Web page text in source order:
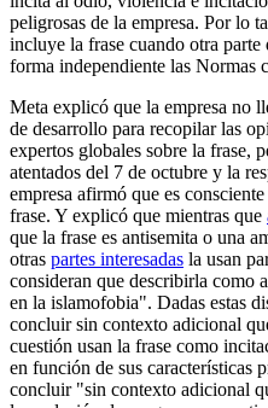
peligrosas de la empresa. Por lo
incluye la frase cuando otra
forma independiente las Normas
Meta explicó que la empresa no
de desarrollo para recopilar las
expertos globales sobre la frase,
atentados del 7 de octubre y la
empresa afirmó que es
frase. Y explicó que mientras que
que la frase es antisemita o una
otras partes interesadas la usan
consideran que describirla como
en la islamofobia". Dadas estas
concluir sin contexto adicional
cuestión usan la frase como
en función de sus características
concluir "sin contexto adicional